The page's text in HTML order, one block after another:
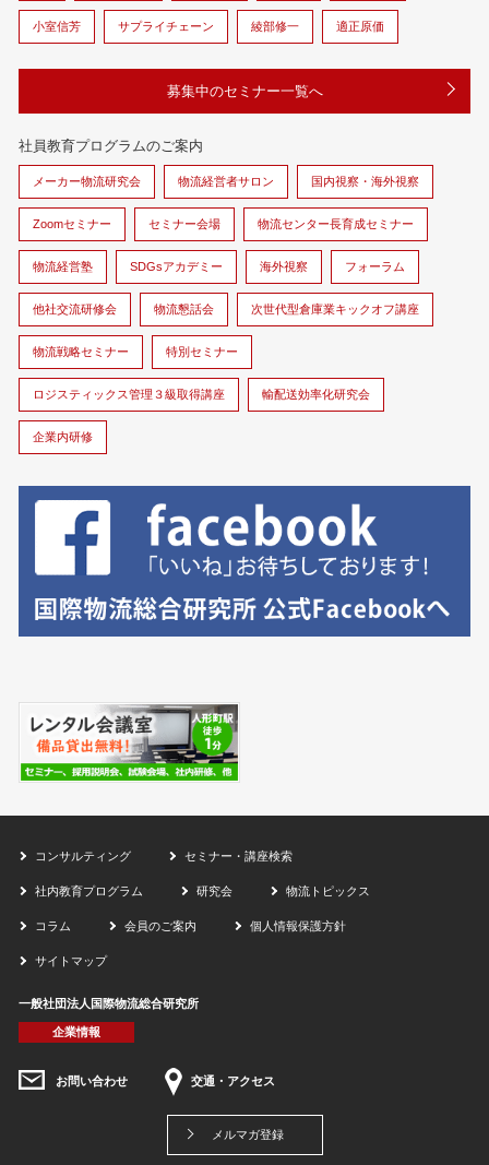
小室信芳 サプライチェーン 綾部修一 適正原価
募集中のセミナー一覧へ
社員教育プログラムのご案内
メーカー物流研究会 物流経営者サロン 国内視察・海外視察
Zoomセミナー セミナー会場 物流センター長育成セミナー
物流経営塾 SDGsアカデミー 海外視察 フォーラム
他社交流研修会 物流懇話会 次世代型倉庫業キックオフ講座
物流戦略セミナー 特別セミナー
ロジスティックス管理３級取得講座 輸配送効率化研究会
企業内研修
コンサルティング セミナー・講座検索
社内教育プログラム 研究会 物流トピックス
コラム 会員のご案内 個人情報保護方針
サイトマップ
一般社団法人国際物流総合研究所
企業情報
お問い合わせ 交通・アクセス
メルマガ登録